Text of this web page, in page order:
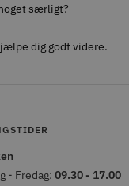
særligt?
dig godt videre.
- Fredag: 09.30 - 17.00